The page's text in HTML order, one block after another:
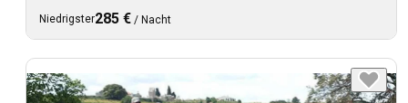
Niedrigster285 € / Nacht